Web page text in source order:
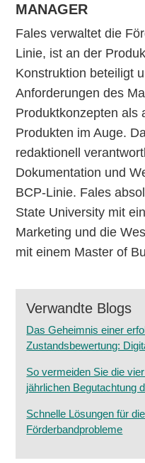
MANAGER
Fales verwaltet die
Linie, ist an der
Konstruktion beteiligt
Anforderungen des
Produktkonzepten als
Produkten im Auge.
redaktionell
Dokumentation und
BCP-Linie. Fales
State University mit
Marketing und die
mit einem Master of
Verwandte Blogs
Das Geheimnis einer
Zustandsbewertung:
So vermeiden Sie die
jährlichen Begutachtung
Schnelle Lösungen für
Förderbandprobleme